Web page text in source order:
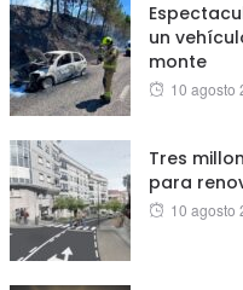
un
monte
Posted
10 agosto
Tres
para
Posted
10 agosto